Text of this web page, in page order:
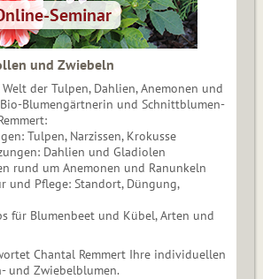
und Zwiebeln
der Tulpen, Dahlien, Anemonen und
Blumengärtnerin und Schnittblumen-
Tulpen, Narzissen, Krokusse
Dahlien und Gladiolen
rund um Anemonen und Ranunkeln
Pflege: Standort, Düngung,
für Blumenbeet und Kübel, Arten und
Chantal Remmert Ihre individuellen
und Zwiebelblumen.